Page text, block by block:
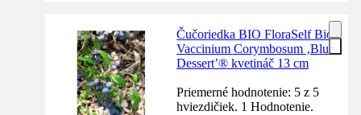
Čučoriedka BIO FloraSelf Bio
Vaccinium Corymbosum ‚Blue
Dessert’® kvetináč 13 cm
Priemerné hodnotenie: 5 z 5
hviezdičiek. 1 Hodnotenie.